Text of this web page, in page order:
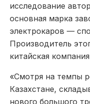
исследование
основная марка
электрокаров —
Производитель
китайская
«Смотря на темпы
Казахстане,
нового большого